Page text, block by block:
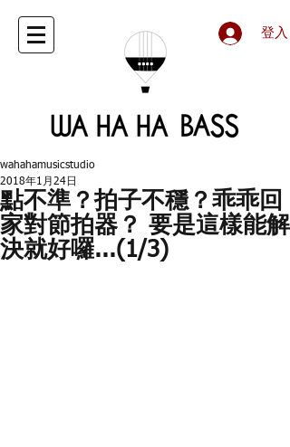
登入
點不準？拍子不穩？乖乖回
家對節拍器？ 要是這樣能解
決就好囉...(1/3)
wahahamusicstudio
2018年1月24日